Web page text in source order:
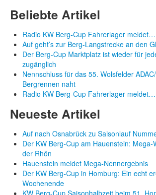
Beliebte Artikel
Radio KW Berg-Cup Fahrerlager meldet…
Auf geht’s zur Berg-Langstrecke an den
Der Berg-Cup Marktplatz ist wieder für
zugänglich
Nennschluss für das 55. Wolsfelder
Bergrennen naht
Radio KW Berg-Cup Fahrerlager meldet…
Neueste Artikel
Auf nach Osnabrück zu Saisonlauf
Der KW Berg-Cup am Hauenstein: Mega-
der Rhön
Hauenstein meldet Mega-Nennergebnis
Der KW Berg-Cup in Homburg: Ein echt
Wochenende
KW Berg-Cup Saisonhalbzeit beim 51.